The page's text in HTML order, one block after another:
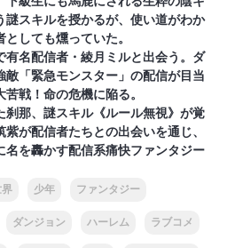
謎スキルを授かるが、使い道がわか
しても燻っていた。
有名配信者・綾月ミルと出会う。ダ
敵「緊急モンスター」の配信が目当
戦！命の危機に陥る。
刹那、謎スキル《ルール無視》が覚
が配信者たちとの出会いを通じ、
名を轟かす配信系痛快ファンタジー
界 少年 ファンタジー
ダンジョン ハーレム ラブコメ